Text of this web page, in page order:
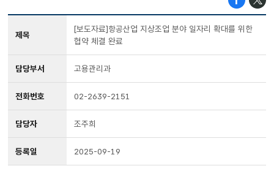
제목
[보도자료]항공산업 지상조업 분야 일자리 확대를 위한
협약 체결 완료
담당부서 고용관리과
전화번호 02-2639-2151
담당자 조주희
등록일 2025-09-19